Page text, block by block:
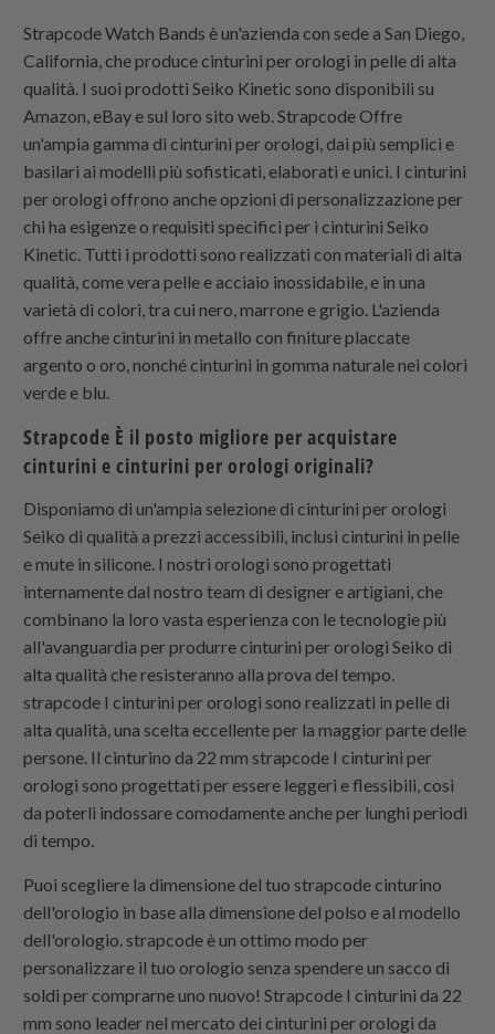
Strapcode Watch Bands è un'azienda con sede a San Diego,
California, che produce cinturini per orologi in pelle di alta
qualità. I ​​suoi prodotti Seiko Kinetic sono disponibili su
Amazon, eBay e sul loro sito web. Strapcode Offre
un'ampia gamma di cinturini per orologi, dai più semplici e
basilari ai modelli più sofisticati, elaborati e unici. I cinturini
per orologi offrono anche opzioni di personalizzazione per
chi ha esigenze o requisiti specifici per i cinturini Seiko
Kinetic. Tutti i prodotti sono realizzati con materiali di alta
qualità, come vera pelle e acciaio inossidabile, e in una
varietà di colori, tra cui nero, marrone e grigio. L'azienda
offre anche cinturini in metallo con finiture placcate
argento o oro, nonché cinturini in gomma naturale nei colori
verde e blu.
Strapcode È il posto migliore per acquistare
cinturini e cinturini per orologi originali?
Disponiamo di un'ampia selezione di cinturini per orologi
Seiko di qualità a prezzi accessibili, inclusi cinturini in pelle
e mute in silicone. I nostri orologi sono progettati
internamente dal nostro team di designer e artigiani, che
combinano la loro vasta esperienza con le tecnologie più
all'avanguardia per produrre cinturini per orologi Seiko di
alta qualità che resisteranno alla prova del tempo.
strapcode I cinturini per orologi sono realizzati in pelle di
alta qualità, una scelta eccellente per la maggior parte delle
persone. Il cinturino da 22 mm strapcode I cinturini per
orologi sono progettati per essere leggeri e flessibili, così
da poterli indossare comodamente anche per lunghi periodi
di tempo.
Puoi scegliere la dimensione del tuo strapcodecinturino
dell'orologio in base alla dimensione del polso e al modello
dell'orologio. strapcode è un ottimo modo per
personalizzare il tuo orologio senza spendere un sacco di
soldi per comprarne uno nuovo!Strapcode I cinturini da 22
mm sono leader nel mercato dei cinturini per orologi da